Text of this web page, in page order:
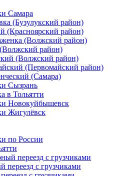
Самара
(Бузулукский район)
(Красноярский район)
(Волжский район)
район)
(Волжский район)
(Первомайский район)
(Самара)
Сызрань
в Тольятти
Новокуйбышевск
Жигулёвск
по России
переезд с грузчиками
переезд с грузчиками